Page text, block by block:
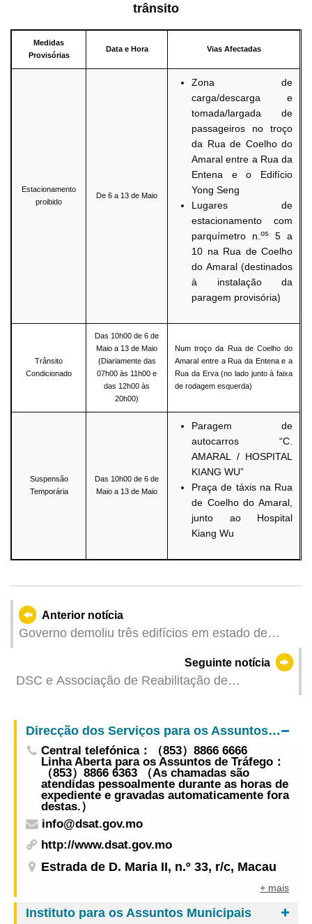
trânsito
Medidas
Provisórias
Data e Hora Vias Afectadas
Estacionamento
proibido
De 6 a 13 de Maio
Zona de
carga/descarga e
tomada/largada de
passageiros no troço
da Rua de Coelho do
Amaral entre a Rua da
Entena e o Edifício
Yong Seng
Lugares de
estacionamento com
parquímetro n.os
5 a
10 na Rua de Coelho
do Amaral (destinados
à instalação da
paragem provisória)
Trânsito
Condicionado
Das 10h00 de 6 de
Maio a 13 de Maio
(Diariamente das
07h00 às 11h00 e
das 12h00 às
20h00)
Num troço da Rua de Coelho do
Amaral entre a Rua da Entena e a
Rua da Erva (no lado junto à faixa
de rodagem esquerda)
Suspensão
Temporária
Das 10h00 de 6 de
Maio a 13 de Maio
Paragem de
autocarros “C.
AMARAL / HOSPITAL
KIANG WU”
Praça de táxis na Rua
de Coelho do Amaral,
junto ao Hospital
Kiang Wu
Anterior notícia
Governo demoliu três edifícios em estado de
Seguinte notícia
DSC e Associação de Reabilitação de
internados - Arte e Reabilitação”
Direcção dos Serviços para os Assuntos de Tráfego
Central telefónica：（853）8866 6666
Linha Aberta para os Assuntos de Tráfego：
（853）8866 6363 （As chamadas são
atendidas pessoalmente durante as horas de
expediente e gravadas automaticamente fora
destas.）
info@dsat.gov.mo
http://www.dsat.gov.mo
Estrada de D. Maria II, n.º 33, r/c, Macau
+ mais
Instituto para os Assuntos Municipais